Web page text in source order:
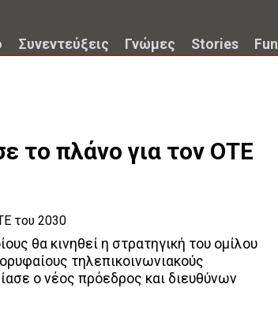
Συνεντεύξεις Γνώμες Stories Fun
το πλάνο για τον ΟΤΕ
θα κινηθεί η στρατηγική του ομίλου
τηλεπικοινωνιακούς
ο νέος πρόεδρος και διευθύνων